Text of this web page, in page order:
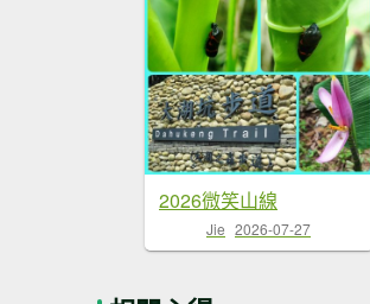
2026微笑山線
Jie 2026-07-27